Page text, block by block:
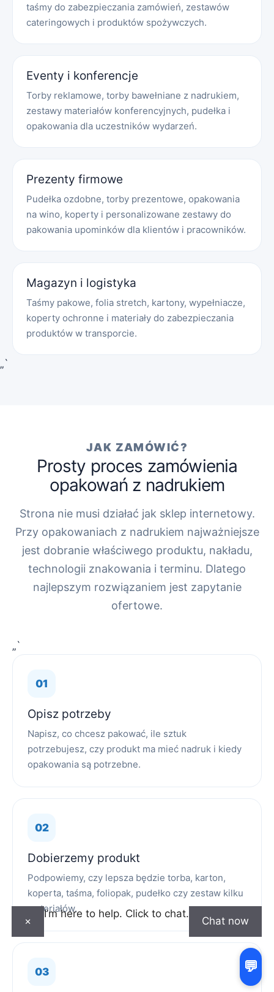
taśmy do zabezpieczania zamówień, zestawów
cateringowych i produktów spożywczych.
Eventy i konferencje
Torby reklamowe, torby bawełniane z nadrukiem,
zestawy materiałów konferencyjnych, pudełka i
opakowania dla uczestników wydarzeń.
Prezenty firmowe
Pudełka ozdobne, torby prezentowe, opakowania
na wino, koperty i personalizowane zestawy do
pakowania upominków dla klientów i pracowników.
Magazyn i logistyka
Taśmy pakowe, folia stretch, kartony, wypełniacze,
koperty ochronne i materiały do zabezpieczania
produktów w transporcie.
„`
JAK ZAMÓWIĆ?
Prosty proces zamówienia
opakowań z nadrukiem
Strona nie musi działać jak sklep internetowy.
Przy opakowaniach z nadrukiem najważniejsze
jest dobranie właściwego produktu, nakładu,
technologii znakowania i terminu. Dlatego
najlepszym rozwiązaniem jest zapytanie
ofertowe.
„`
Opisz potrzeby
Napisz, co chcesz pakować, ile sztuk
potrzebujesz, czy produkt ma mieć nadruk i kiedy
opakowania są potrzebne.
Dobierzemy produkt
Podpowiemy, czy lepsza będzie torba, karton,
koperta, taśma, foliopak, pudełko czy zestaw kilku
materiałów.
×
I’m here to help. Click to chat.
Chat now